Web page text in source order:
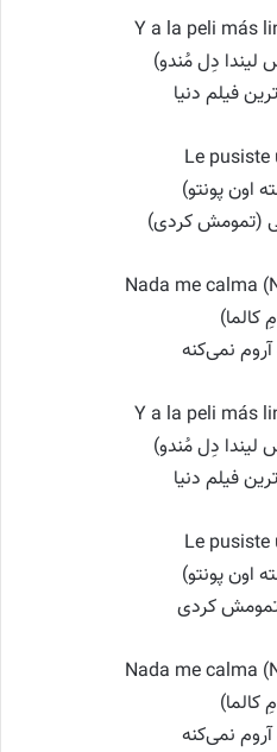
Y a la peli más
لیندا دِل مُندو)
فیلم دنیا
Le
اون پونتو)
(تمومش کردی)
Nada me calma
کالما)
نمی‌کنه
Y a la peli más
لیندا دِل مُندو)
فیلم دنیا
Le
اون پونتو)
تمومش کردی
Nada me calma
کالما)
نمی‌کنه